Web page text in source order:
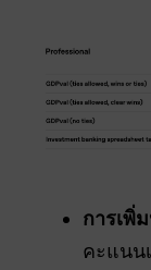
การเพิ่
คะแนน